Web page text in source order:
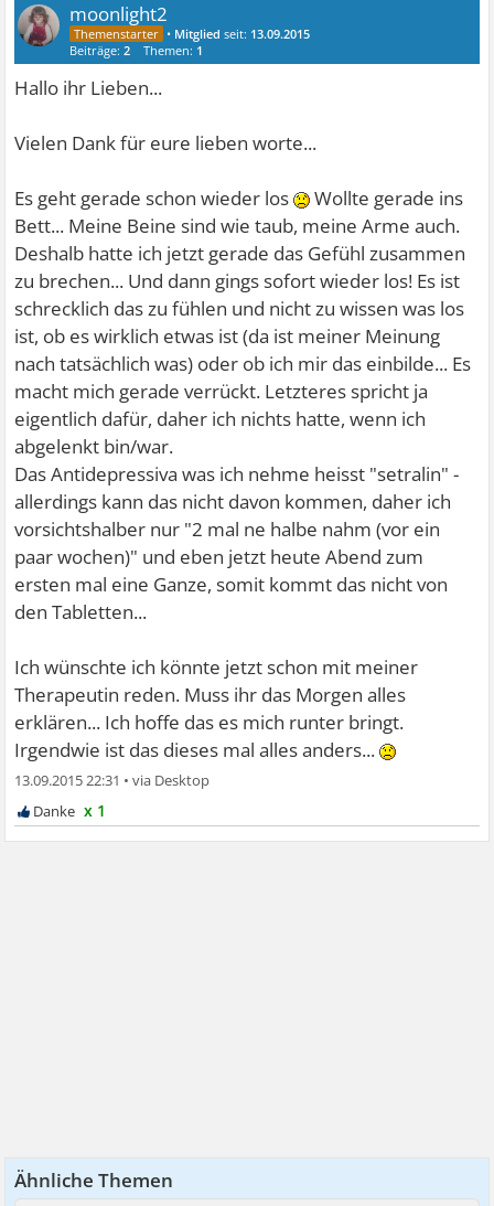
moonlight2
• Mitglied seit: 13.09.2015
Beiträge:2 Themen: 1
Hallo ihr Lieben...
Vielen Dank für eure lieben worte...
Es geht gerade schon wieder los
Wollte gerade ins
Bett... Meine Beine sind wie taub, meine Arme auch.
Deshalb hatte ich jetzt gerade das Gefühl zusammen
zu brechen... Und dann gings sofort wieder los! Es ist
schrecklich das zu fühlen und nicht zu wissen was los
ist, ob es wirklich etwas ist (da ist meiner Meinung
nach tatsächlich was) oder ob ich mir das einbilde... Es
macht mich gerade verrückt. Letzteres spricht ja
eigentlich dafür, daher ich nichts hatte, wenn ich
abgelenkt bin/war.
Das Antidepressiva was ich nehme heisst "setralin" -
allerdings kann das nicht davon kommen, daher ich
vorsichtshalber nur "2 mal ne halbe nahm (vor ein
paar wochen)" und eben jetzt heute Abend zum
ersten mal eine Ganze, somit kommt das nicht von
den Tabletten...
Ich wünschte ich könnte jetzt schon mit meiner
Therapeutin reden. Muss ihr das Morgen alles
erklären... Ich hoffe das es mich runter bringt.
Irgendwie ist das dieses mal alles anders...
13.09.2015 22:31 •
x 1
Ähnliche Themen